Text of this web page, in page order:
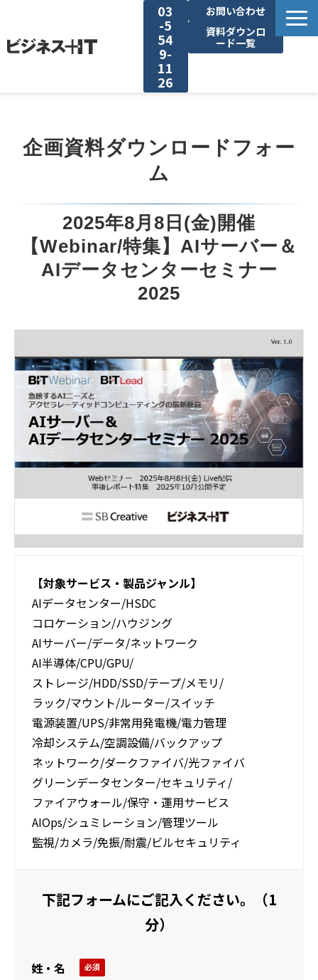
03
-5
54
9-
11
26
お問い合わせ
資料ダウンロ
ード一覧
セミナー集客がしたい
アンケート調査がしたい
媒体資料ダウンロード
活用事例
ブログ
企画資料ダウンロードフォー
ム
2025年8月8日(金)開催
【Webinar/特集】AIサーバー＆
AIデータセンターセミナー
2025
【対象サービス・製品ジャンル】
AIデータセンター/HSDC
コロケーション/ハウジング
AIサーバー/データ/ネットワーク
AI半導体/CPU/GPU/
ストレージ/HDD/SSD/テープ/メモリ/
ラック/マウント/ルーター/スイッチ
電源装置/UPS/非常用発電機/電力管理
冷却システム/空調設備/バックアップ
ネットワーク/ダークファイバ/光ファイバ
グリーンデータセンター/セキュリティ/
ファイアウォール/保守・運用サービス
AIOps/シュミレーション/管理ツール
監視/カメラ/免振/耐震/ビルセキュリティ
下記フォームにご記入ください。（1
分）
姓・名